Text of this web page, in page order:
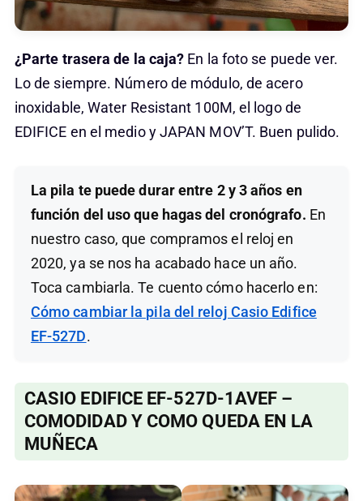
¿Parte trasera de la caja? En la foto se puede ver.
Lo de siempre. Número de módulo, de acero
inoxidable, Water Resistant 100M, el logo de
EDIFICE en el medio y JAPAN MOV’T. Buen pulido.
La pila te puede durar entre 2 y 3 años en
función del uso que hagas del cronógrafo. En
nuestro caso, que compramos el reloj en
2020, ya se nos ha acabado hace un año.
Toca cambiarla. Te cuento cómo hacerlo en:
Cómo cambiar la pila del reloj Casio Edifice
EF-527D.
CASIO EDIFICE EF-527D-1AVEF –
COMODIDAD Y COMO QUEDA EN LA
MUÑECA